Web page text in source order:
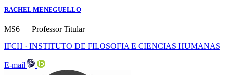
RACHEL MENEGUELLO
MS6 — Professor Titular
IFCH · INSTITUTO DE FILOSOFIA E CIENCIAS HUMANAS
E-mail